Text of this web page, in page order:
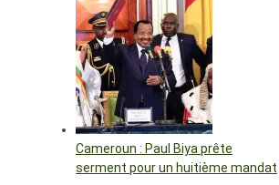
Cameroun : Paul Biya prête
serment pour un huitième mandat